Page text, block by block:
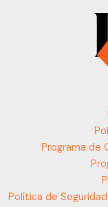
Programa de
Política de